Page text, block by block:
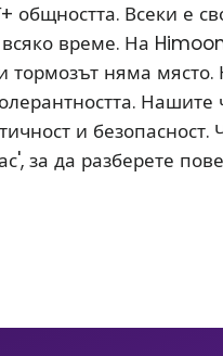
общността. Всеки е
време. На
тормозът няма място.
Нашите
и безопасност.
за да разберете